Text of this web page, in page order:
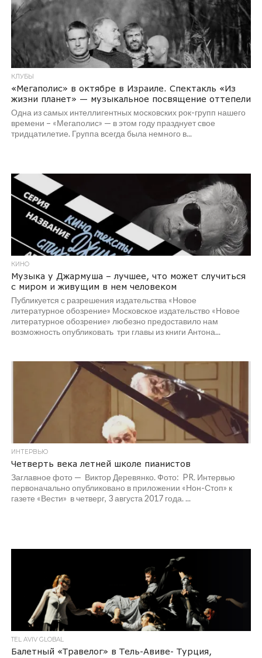
КЛУБЫ
«Мегаполис» в октябре в Израиле. Спектакль «Из
жизни планет» — музыкальное посвящение оттепели
Одна из самых интеллигентных московских рок-групп нашего
времени – «Мегаполис» — в этом году празднует свое
тридцатилетие. Группа всегда была немного в...
КИНО
Музыка у Джармуша – лучшее, что может случиться
с миром и живущим в нем человеком
Публикуется с разрешения издательства «Новое
литературное обозрение» Московское издательство «Новое
литературное обозрение» любезно предоставило нам
возможность опубликовать три главы из книги Антона...
ИНТЕРВЬЮ
Четверть века летней школе пианистов
Заглавное фото — Виктор Деревянко. Фото: PR. Интервью
первоначально опубликовано в приложении «Нон-Стоп» к
газете «Вести» в четверг, 3 августа 2017 года. ...
TEL AVIV GLOBAL
Балетный «Травелог» в Тель-Авиве- Турция,